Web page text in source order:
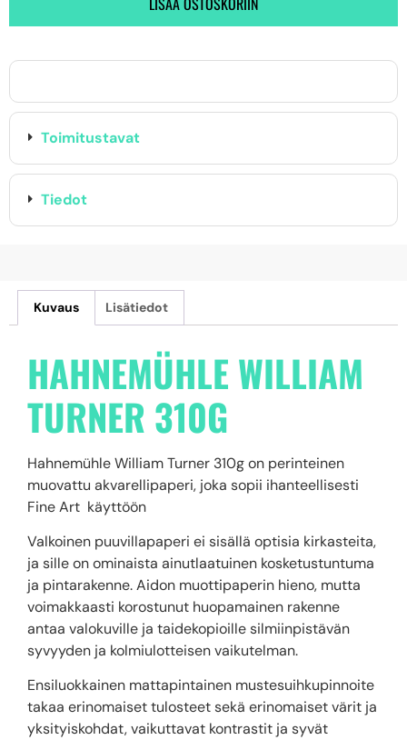
Toimitustavat
Tiedot
Kuvaus Lisätiedot
HAHNEMÜHLE WILLIAM
TURNER 310G
Hahnemühle William Turner 310g on perinteinen
muovattu akvarellipaperi, joka sopii ihanteellisesti
Fine Art käyttöön
Valkoinen puuvillapaperi ei sisällä optisia kirkasteita,
ja sille on ominaista ainutlaatuinen kosketustuntuma
ja pintarakenne. Aidon muottipaperin hieno, mutta
voimakkaasti korostunut huopamainen rakenne
antaa valokuville ja taidekopioille silmiinpistävän
syvyyden ja kolmiulotteisen vaikutelman.
Ensiluokkainen mattapintainen mustesuihkupinnoite
takaa erinomaiset tulosteet sekä erinomaiset värit ja
yksityiskohdat, vaikuttavat kontrastit ja syvät